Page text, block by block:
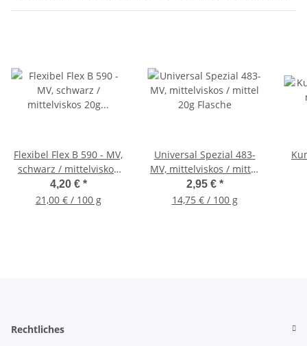
Flexibel Flex B 590 - MV,
schwarz / mittelviskos
20g Flasche
4,20 € *
21,00 € / 100 g
Universal Spezial 483-
MV, mittelviskos / mittel
20g Flasche
2,95 € *
14,75 € / 100 g
Rechtliches